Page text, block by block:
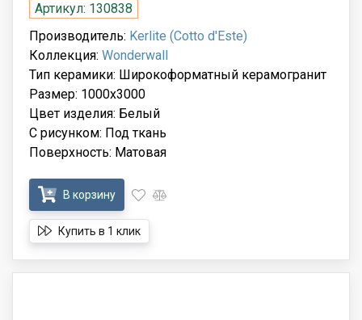
Артикул: 130838
Производитель: Kerlite (Cotto d'Este)
Коллекция: Wonderwall
Тип керамики: Широкоформатный керамогранит
Размер: 1000x3000
Цвет изделия: Белый
С рисунком: Под ткань
Поверхность: Матовая
В корзину
Купить в 1 клик